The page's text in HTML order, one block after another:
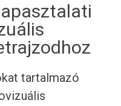
tartalmazó